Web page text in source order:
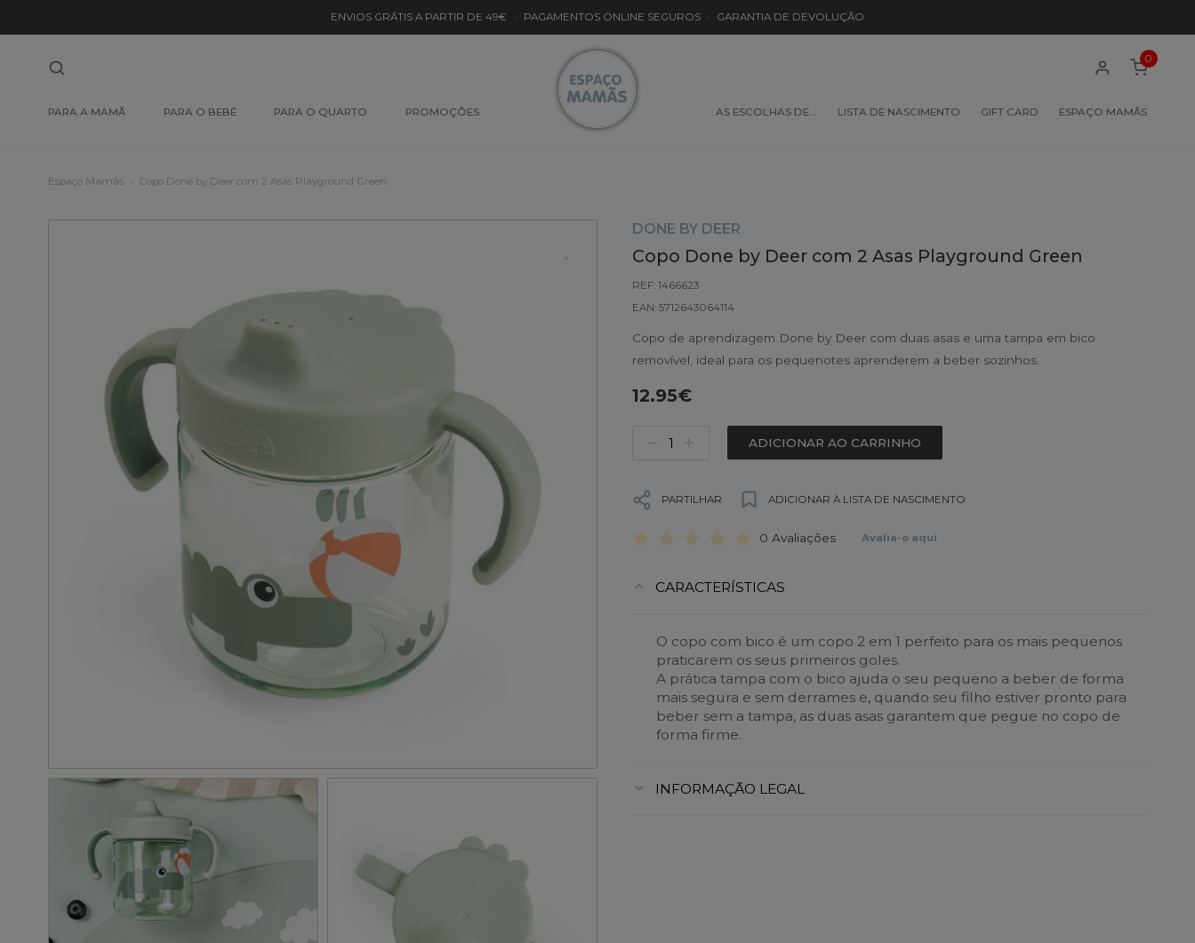
ENVIOS GRÁTIS A PARTIR DE 49€ · PAGAMENTOS ONLINE SEGUROS · GARANTIA DE DEVOLUÇÃO
PARA A MAMÃ PARA O BEBÉ PARA O QUARTO PROMOÇÕES AS ESCOLHAS DE… LISTA DE NASCIMENTO GIFT CARD ESPAÇO MAMÃS
0
Espaço Mamãs Copo Done by Deer com 2 Asas Playground Green
DONE BY DEER
Copo Done by Deer com 2 Asas Playground Green
REF: 1466623
EAN: 5712643064114
Copo de aprendizagem Done by Deer com duas asas e uma tampa em bico
removível, ideal para os pequenotes aprenderem a beber sozinhos.
12.95€
ADICIONAR AO CARRINHO
PARTILHAR ADICIONAR À LISTA DE NASCIMENTO
0 Avaliações Avalia-o aqui
CARACTERÍSTICAS
O copo com bico é um copo 2 em 1 perfeito para os mais pequenos
praticarem os seus primeiros goles.
A prática tampa com o bico ajuda o seu pequeno a beber de forma
mais segura e sem derrames e, quando seu filho estiver pronto para
beber sem a tampa, as duas asas garantem que pegue no copo de
forma firme.
INFORMAÇÃO LEGAL